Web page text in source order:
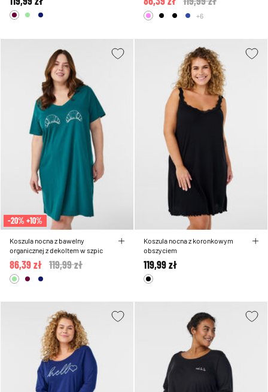
+6
-20% +10%
Koszula nocna z bawelny
organicznej z dekoltem w szpic
Price reduced from
119,99 zł
86,39 zł
Koszula nocna z koronkowym
obszyciem
119,99 zł